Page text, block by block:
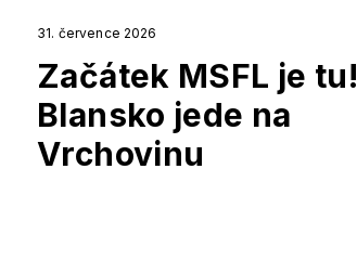
31. července 2026
Začátek MSFL je tu!
Blansko jede na
Vrchovinu